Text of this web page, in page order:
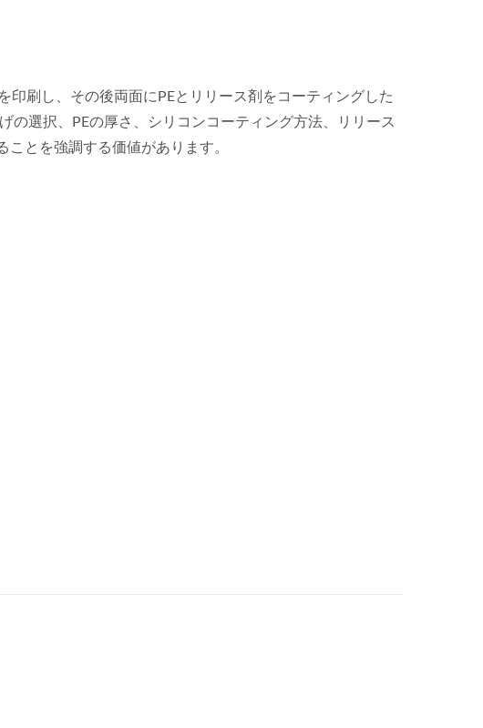
刷し、その後両面にPEとリリース剤をコーティングした
選択、PEの厚さ、シリコンコーティング方法、リリース
とを強調する価値があります。